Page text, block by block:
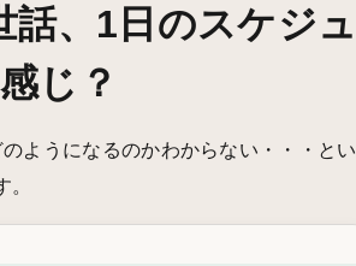
話、1日のスケジュ
じ？
ようになるのかわからない・・・とい